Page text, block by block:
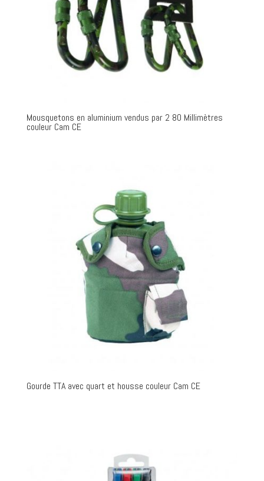
Mousquetons en aluminium vendus par 2 80 Millimètres
couleur Cam CE
Gourde TTA avec quart et housse couleur Cam CE